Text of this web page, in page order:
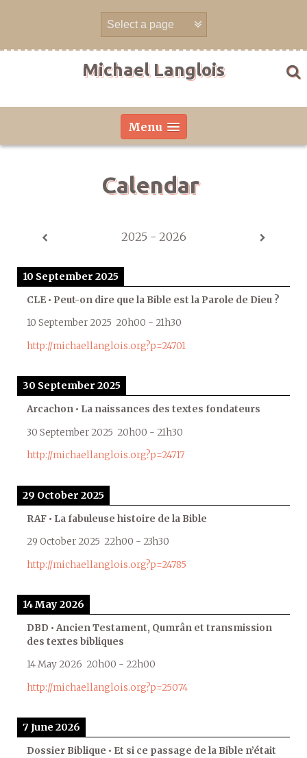
Michael Langlois
Menu
Calendar
2025 - 2026
10 September 2025
CLE • Peut-on dire que la Bible est la Parole de Dieu ?
10 September 2025 20h00 - 21h30
http://michaellanglois.org?p=24701
30 September 2025
Arcachon • La naissances des textes fondateurs
30 September 2025 20h00 - 21h30
http://michaellanglois.org?p=24717
29 October 2025
RAF • La fabuleuse histoire de la Bible
29 October 2025 22h00 - 23h30
http://michaellanglois.org?p=24785
14 May 2026
DBD • Ancien Testament, Qumrân et transmission
des textes bibliques
14 May 2026 20h00 - 22h00
http://michaellanglois.org?p=25074
7 June 2026
Dossier Biblique • Et si ce passage de la Bible n’était